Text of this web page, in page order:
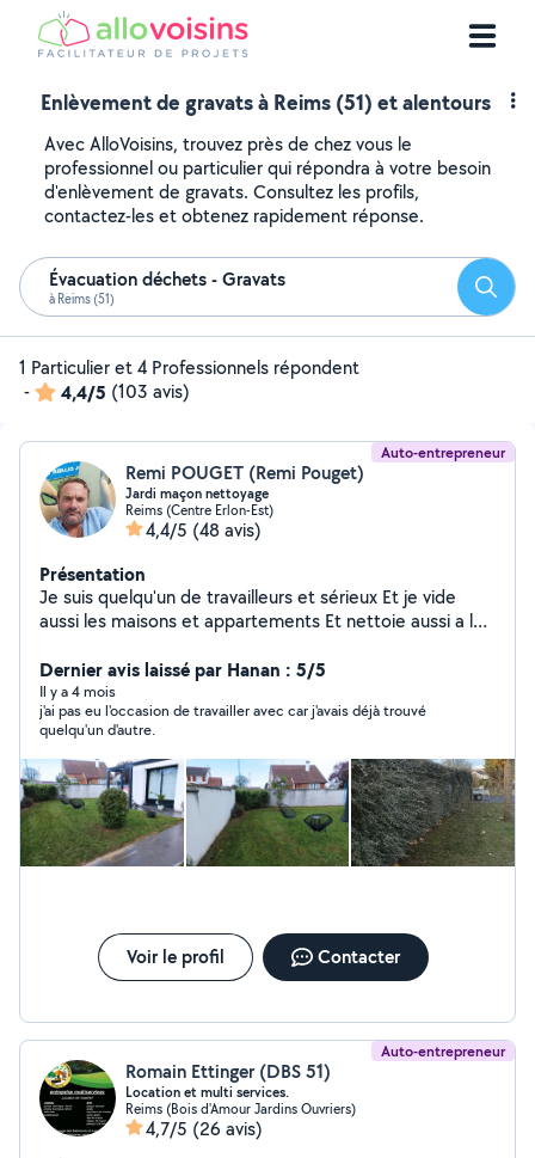
Enlèvement de gravats à Reims (51) et alentours
Avec AlloVoisins, trouvez près de chez vous le
professionnel ou particulier qui répondra à votre besoin
d'enlèvement de gravats. Consultez les profils,
contactez-les et obtenez rapidement réponse.
Évacuation déchets - Gravats
à Reims (51)
1 Particulier et 4 Professionnels répondent
-
4,4/5 (103 avis)
Auto-entrepreneur
Remi POUGET (Remi Pouget)
Jardi maçon nettoyage
Reims (Centre Erlon-Est)
4,4/5 (48 avis)
Présentation
Je suis quelqu'un de travailleurs et sérieux Et je vide
aussi les maisons et appartements Et nettoie aussi a l
Dernier avis laissé par Hanan : 5/5
Il y a 4 mois
j'ai pas eu l'occasion de travailler avec car j'avais déjà trouvé
quelqu'un d'autre.
Voir le profil Contacter
Auto-entrepreneur
Romain Ettinger (DBS 51)
Location et multi services.
Reims (Bois d'Amour Jardins Ouvriers)
4,7/5 (26 avis)